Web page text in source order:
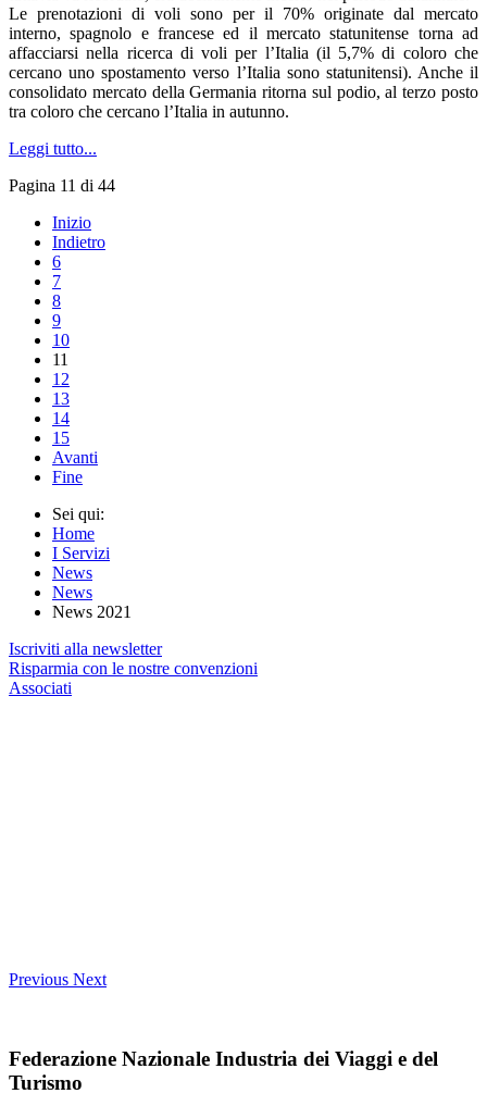
Le prenotazioni di voli sono per il 70% originate dal mercato
interno, spagnolo e francese ed il mercato statunitense torna ad
affacciarsi nella ricerca di voli per l’Italia (il 5,7% di coloro che
cercano uno spostamento verso l’Italia sono statunitensi). Anche il
consolidato mercato della Germania ritorna sul podio, al terzo posto
tra coloro che cercano l’Italia in autunno.
Leggi tutto...
Pagina 11 di 44
Inizio
Indietro
6
7
8
9
10
11
12
13
14
15
Avanti
Fine
Sei qui:
Home
I Servizi
News
News
News 2021
Iscriviti alla newsletter
Risparmia con le nostre convenzioni
Associati
Previous Next
Federazione Nazionale Industria dei Viaggi e del
Turismo